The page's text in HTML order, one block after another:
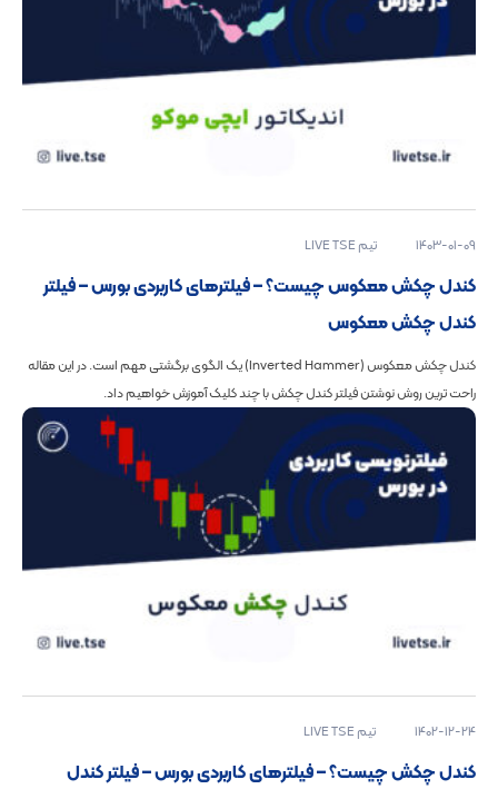
1403-01-09 تیم LIVE TSE
کندل چکش معکوس چیست؟ – فیلترهای کاربردی بورس – فیلتر
کندل چکش معکوس
کندل چکش معکوس (Inverted Hammer) یک الگوی برگشتی مهم است. در این مقاله
راحت ترین روش نوشتن فیلتر کندل چکش با چند کلیک آموزش خواهیم داد.
1402-12-24 تیم LIVE TSE
کندل چکش چیست؟ – فیلترهای کاربردی بورس – فیلتر کندل